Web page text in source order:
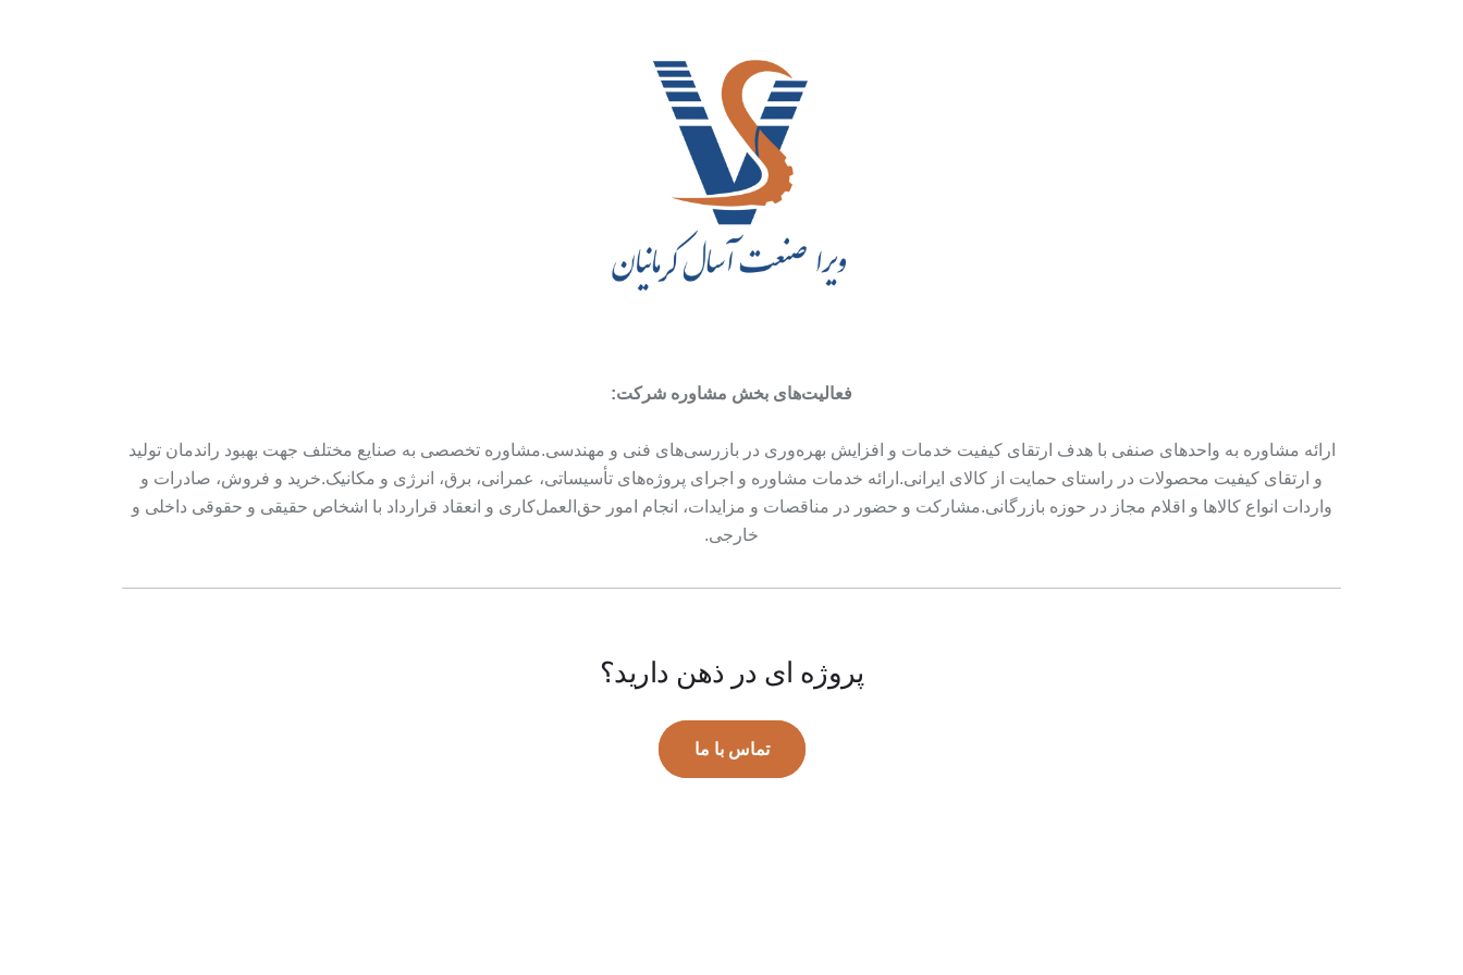
فعالیت‌های بخش مشاوره شرکت:
ارائه مشاوره به واحدهای صنفی با هدف ارتقای کیفیت خدمات و افزایش بهره‌وری در بازرسی‌های فنی و مهندسی.مشاوره تخصصی به صنایع مختلف جهت بهبود راندمان تولید
و ارتقای کیفیت محصولات در راستای حمایت از کالای ایرانی.ارائه خدمات مشاوره و اجرای پروژه‌های تأسیساتی، عمرانی، برق، انرژی و مکانیک.خرید و فروش، صادرات و
واردات انواع کالاها و اقلام مجاز در حوزه بازرگانی.مشارکت و حضور در مناقصات و مزایدات، انجام امور حق‌العمل‌کاری و انعقاد قرارداد با اشخاص حقیقی و حقوقی داخلی و
خارجی.
پروژه ای در ذهن دارید؟
تماس با ما